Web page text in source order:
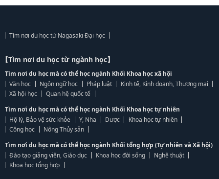
Tìm nơi du học từ Nagasaki Đại học
【Tìm nơi du học từ ngành học】
Tìm nơi du học mà có thể học ngành Khối Khoa học xã hội
Văn học
Ngôn ngữ học Pháp luật
Kinh tế, Kinh doanh, Thương mại
Xã hội học
Quan hệ quốc tế
Tìm nơi du học mà có thể học ngành Khối Khoa học tự nhiên
Hộ lý, Bảo vệ sức khỏe
Y, Nha Dược
Khoa học tự nhiên
Công học
Nông Thủy sản
Tìm nơi du học mà có thể học ngành Khối tổng hợp (Tự nhiên và Xã hội)
Đào tạo giảng viên, Giáo dục
Khoa học đời sống
Nghệ thuật
Khoa học tổng hợp